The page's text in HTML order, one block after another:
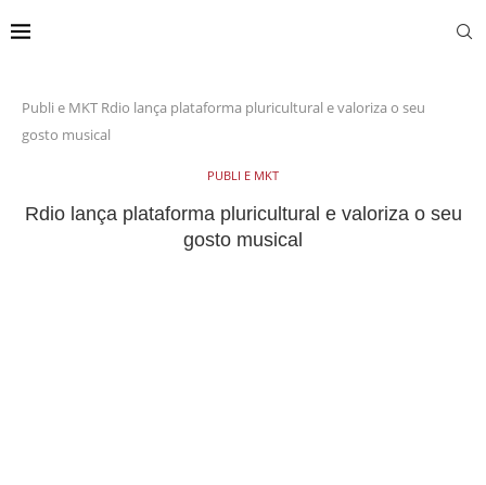
Publi e MKT Rdio lança plataforma pluricultural e valoriza o seu
gosto musical
PUBLI E MKT
Rdio lança plataforma pluricultural e valoriza o seu
gosto musical